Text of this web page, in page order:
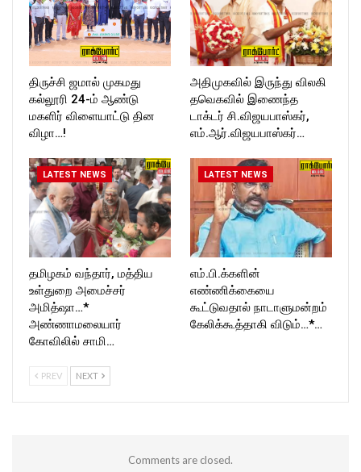
திருச்சி ஜமால் முகமது
கல்லூரி 24-ம் ஆண்டு
மகளிர் விளையாட்டு தின
விழா…!
அதிமுகவில் இருந்து விலகி
தவெகவில் இணைந்த
டாக்டர் சி.விஜயபாஸ்கர்,
எம்.ஆர்.விஜயபாஸ்கர்…
LATEST NEWS
தமிழகம் வந்தார், மத்திய
உள்துறை அமைச்சர்
அமித்ஷா…*
அண்ணாமலையார்
கோவிலில் சாமி…
LATEST NEWS
எம்.பி.க்களின்
எண்ணிக்கையை
கூட்டுவதால் நாடாளுமன்றம்
கேலிக்கூத்தாகி விடும்…*…
PREV NEXT
Comments are closed.